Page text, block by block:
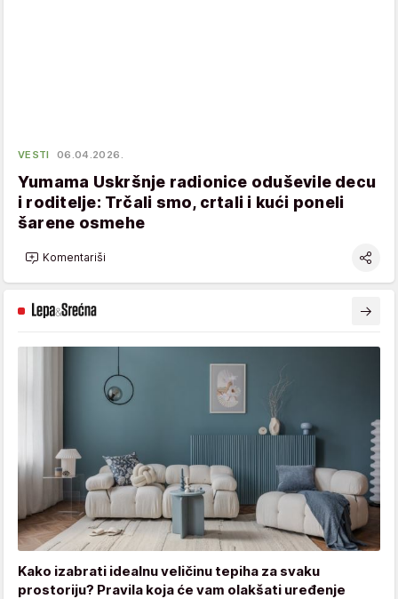
VESTI 06.04.2026.
Yumama Uskršnje radionice oduševile decu
i roditelje: Trčali smo, crtali i kući poneli
šarene osmehe
Komentariši
Kako izabrati idealnu veličinu tepiha za svaku
prostoriju? Pravila koja će vam olakšati uređenje